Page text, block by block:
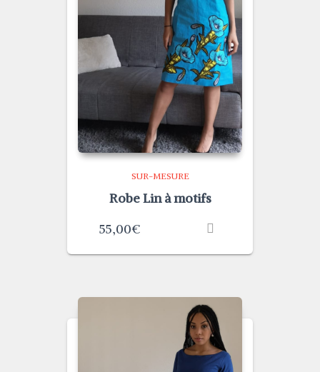
SUR-MESURE
Robe Lin à motifs
55,00€